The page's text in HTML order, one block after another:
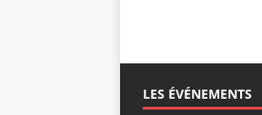
LES ÉVÉNEMENTS